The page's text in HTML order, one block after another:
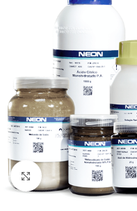
Clique para ampliar